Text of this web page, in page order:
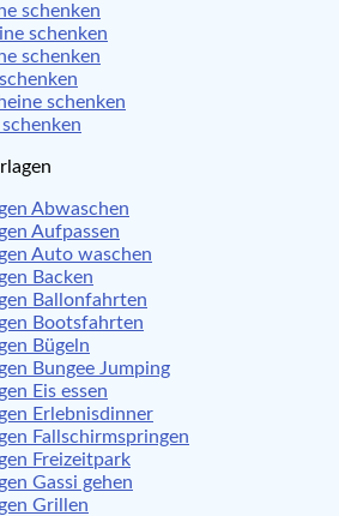
schenken
schenken
schenken
schenken
Abwaschen
Aufpassen
Auto waschen
Backen
Ballonfahrten
Bootsfahrten
Bügeln
Bungee Jumping
Eis essen
Erlebnisdinner
Fallschirmspringen
Freizeitpark
Gassi gehen
Grillen